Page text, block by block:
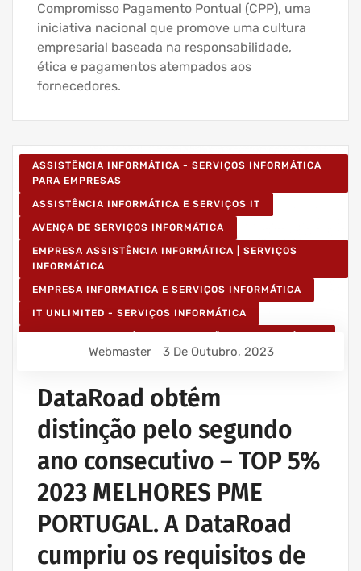
Compromisso Pagamento Pontual (CPP), uma
iniciativa nacional que promove uma cultura
empresarial baseada na responsabilidade,
ética e pagamentos atempados aos
fornecedores.
ASSISTÊNCIA INFORMÁTICA - SERVIÇOS INFORMÁTICA
PARA EMPRESAS
ASSISTÊNCIA INFORMÁTICA E SERVIÇOS IT
AVENÇA DE SERVIÇOS INFORMÁTICA
EMPRESA ASSISTÊNCIA INFORMÁTICA | SERVIÇOS
INFORMÁTICA
EMPRESA INFORMATICA E SERVIÇOS INFORMÁTICA
IT UNLIMITED - SERVIÇOS INFORMÁTICA
Webmaster 3 De Outubro, 2023
DataRoad obtém
distinção pelo segundo
ano consecutivo – TOP 5%
2023 MELHORES PME
PORTUGAL. A DataRoad
cumpriu os requisitos de